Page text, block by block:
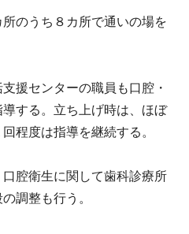
のうち８カ所で通いの場を
援センターの職員も口腔・
する。立ち上げ時は、ほぼ
程度は指導を継続する。
腔衛生に関して歯科診療所
調整も行う。